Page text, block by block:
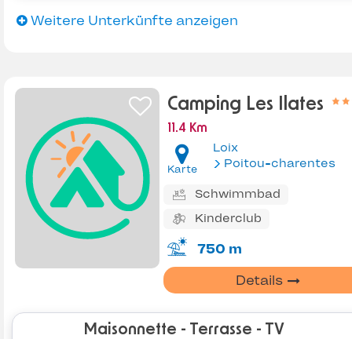
Weitere Unterkünfte anzeigen
Camping Les Ilates
11.4 Km
Karte
Loix
Poitou-charentes
Schwimmbad
Kinderclub
750 m
Details
Maisonnette - Terrasse - TV